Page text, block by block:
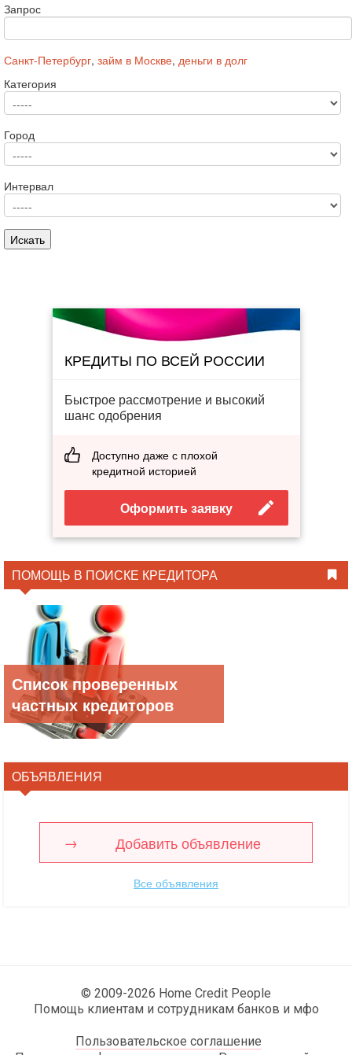
Запрос
Санкт-Петербург, займ в Москве, деньги в долг
Категория
Город
Интервал
КРЕДИТЫ ПО ВСЕЙ РОССИИ
Быстрое рассмотрение и высокий
шанс одобрения
Доступно даже с плохой
кредитной историей
Оформить заявку
ПОМОЩЬ В ПОИСКЕ КРЕДИТОРА
Список проверенных
частных кредиторов
ОБЪЯВЛЕНИЯ
Добавить объявление
Все объявления
© 2009-2026 Home Credit People
Помощь клиентам и сотрудникам банков и мфо
Пользовательское соглашение